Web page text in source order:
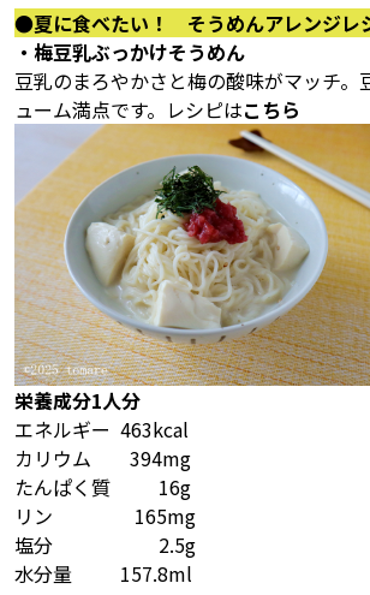
●夏に食べたい！ そうめんアレンジレ
・梅豆乳ぶっかけそうめん
豆乳のまろやかさと梅の酸味がマッチ。
ューム満点です。レシピはこちら
栄養成分1人分
エネルギー 463kcal
カリウム 394mg
たんぱく質 16g
リン 165mg
塩分 2.5g
水分量 157.8ml